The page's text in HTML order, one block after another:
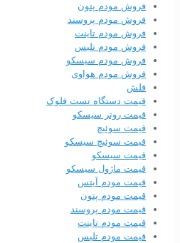
فروش مودم پتون
فروش مودم پروسند
فروش مودم تاینت
فروش مودم تلبس
فروش مودم سیسکو
فروش مودم هواوی
فلش
قیمت دستگاه تست فلوک
قیمت روتر سیسکو
قیمت سوئیچ
قیمت سوئیچ سیسکو
قیمت سیسکو
قیمت ماژول سیسکو
قیمت مودم آیتس
قیمت مودم پتون
قیمت مودم پروسند
قیمت مودم تاینت
قیمت مودم تلبس